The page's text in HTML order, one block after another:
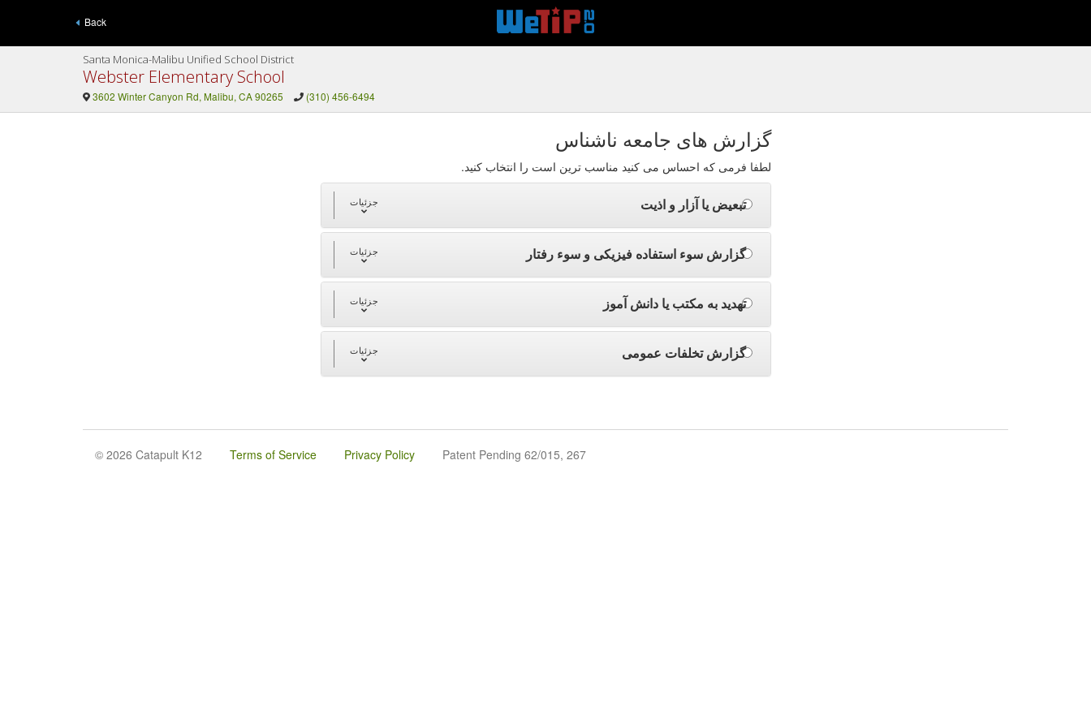
Back
Santa Monica-Malibu Unified School District
Webster Elementary School
3602 Winter Canyon Rd, Malibu, CA 90265 (310) 456-6494
گزارش های جامعه ناشناس
لطفا فرمی که احساس می کنید مناسب ترین است را انتخاب کنید.
تبعیض یا آزار و اذیت جزئیات
گزارش سوء استفاده فیزیکی و سوء رفتار جزئیات
تهدید به مکتب یا دانش آموز جزئیات
گزارش تخلفات عمومی جزئیات
© 2026 Catapult K12 Terms of Service Privacy Policy Patent Pending 62/015, 267